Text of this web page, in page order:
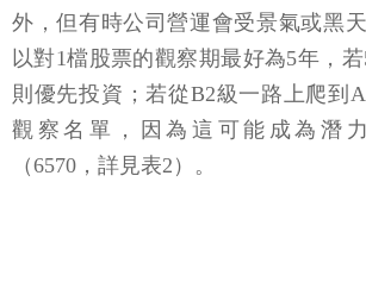
外，但有時公司營運會受景氣或黑
以對1檔股票的觀察期最好為5年，
則優先投資；若從B2級一路上爬到
觀察名單，因為這可能成為潛
（6570，詳見表2）。